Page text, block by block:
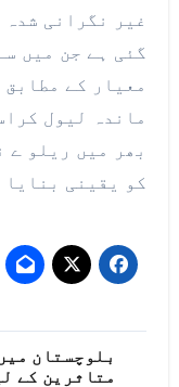
غیر نگرانی
معیار کے
ماندہ لیول
بھر میں ریلو ے
کو یقینی بنایا
پوسٹوں
بلوچستان